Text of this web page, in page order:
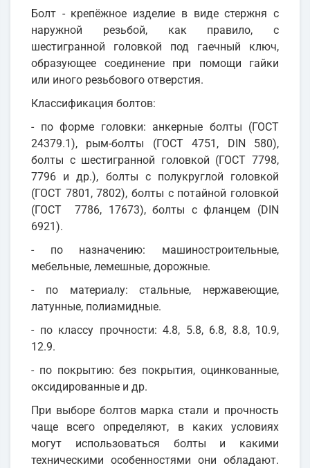
Болт - крепёжное изделие в виде стержня с
наружной резьбой, как правило, с
шестигранной головкой под гаечный ключ,
образующее соединение при помощи гайки
или иного резьбового отверстия.
Классификация болтов:
- по форме головки: анкерные болты (ГОСТ
24379.1), рым-болты (ГОСТ 4751, DIN 580),
болты с шестигранной головкой (ГОСТ 7798,
7796 и др.), болты с полукруглой головкой
(ГОСТ 7801, 7802), болты с потайной головкой
(ГОСТ 7786, 17673), болты с фланцем (DIN
6921).
- по назначению: машиностроительные,
мебельные, лемешные, дорожные.
- по материалу: стальные, нержавеющие,
латунные, полиамидные.
- по классу прочности: 4.8, 5.8, 6.8, 8.8, 10.9,
12.9.
- по покрытию: без покрытия, оцинкованные,
оксидированные и др.
При выборе болтов марка стали и прочность
чаще всего определяют, в каких условиях
могут использоваться болты и какими
техническими особенностями они обладают.